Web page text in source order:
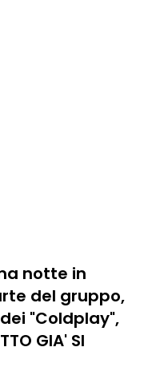
notte in
del gruppo,
"Coldplay",
GIA' SI